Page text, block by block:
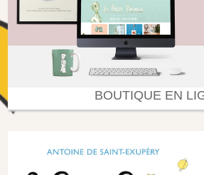
BOUTIQUE EN